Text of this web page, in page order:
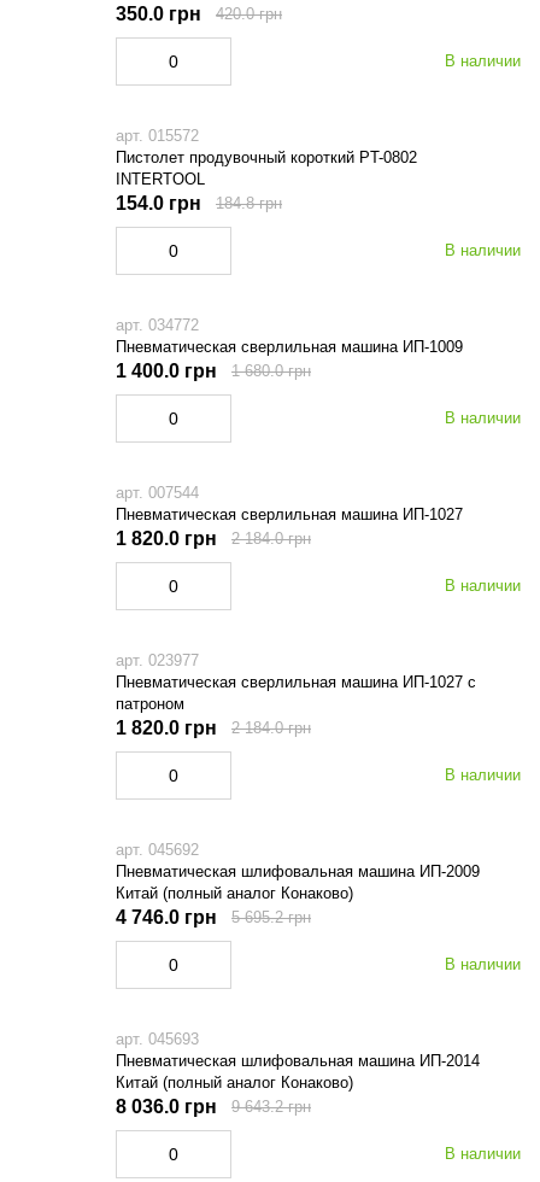
В наличии
350.0 грн 420.0 грн
арт. 015572
Пистолет продувочный короткий PT-0802
INTERTOOL
В наличии
154.0 грн 184.8 грн
арт. 034772
Пневматическая сверлильная машина ИП-1009
В наличии
1 400.0 грн 1 680.0 грн
арт. 007544
Пневматическая сверлильная машина ИП-1027
В наличии
1 820.0 грн 2 184.0 грн
арт. 023977
Пневматическая сверлильная машина ИП-1027 с
патроном
В наличии
1 820.0 грн 2 184.0 грн
арт. 045692
Пневматическая шлифовальная машина ИП-2009
Китай (полный аналог Конаково)
В наличии
4 746.0 грн 5 695.2 грн
арт. 045693
Пневматическая шлифовальная машина ИП-2014
Китай (полный аналог Конаково)
В наличии
8 036.0 грн 9 643.2 грн